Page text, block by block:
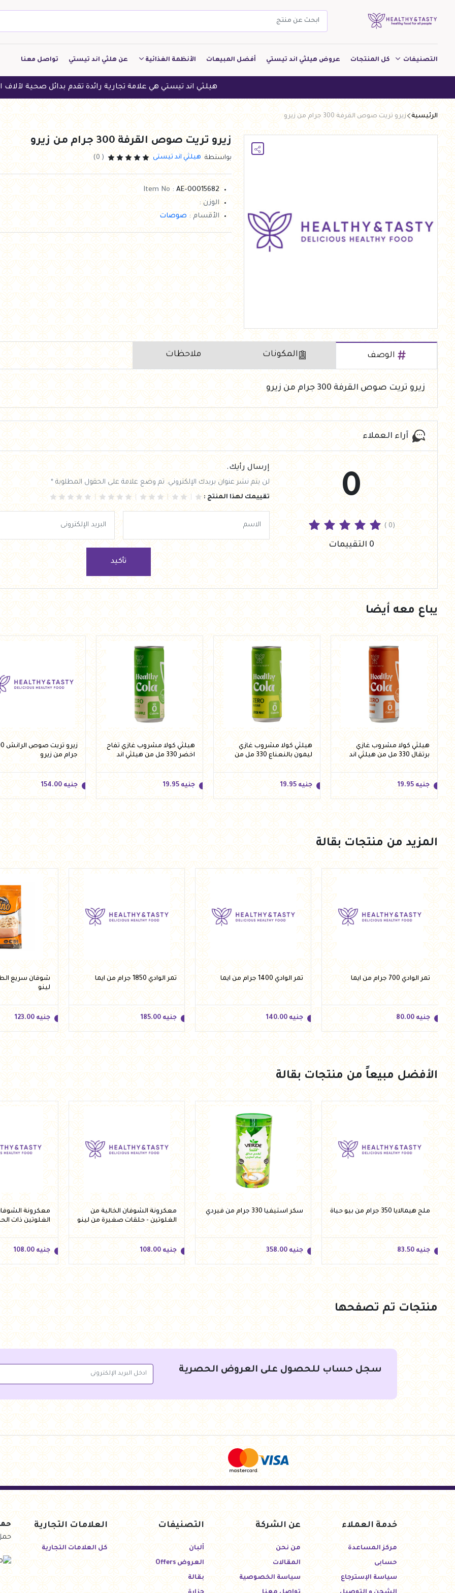
التصنيفات
مخبوزات
معجنات Pastry
العروض Offers
كل المنتجات عروض هيلثي اند تيستي أفضل المبيعات الأنظمة الغذائية
منخفض الكربوهيدرات
منخفض البروتين
النباتين
النظام النباتي
عن هلثي اند تيستي تواصل معنا
هيلثي اند تيستي هي علامة تجارية رائدة تقدم بدائل صحية لآلاف العملاء في
الرئيسية زيرو تريت صوص القرفة 300 جرام من زيرو
زيرو تريت صوص القرفة 300 جرام من زيرو
بواستطة هيلثي اند تيستى ( 0)
Item No : AE-00015682
الوزن :
الأقسام :صوصات
الوصف المكونات ملاحظات
زيرو تريت صوص القرفة 300 جرام من زيرو
آراء العملاء
0
( 0)
0 التقييمات
إرسال رأيك.
لن يتم نشر عنوان بريدك الإلكتروني. تم وضع علامة على الحقول المطلوبة *
تقييمك لهذا المنتج :
تأكيد
يباع معه أيضا
هيلثي كولا مشروب غازي
برتقال 330 مل من هيلثي اند
تيستي
جنيه 19.95
جنيه 19.95
هيلثي كولا مشروب غازي
ليمون بالنعناع 330 مل من
هيلثي اند تيستي
جنيه 19.95
جنيه 19.95
هيلثي كولا مشروب غازي تفاح
اخضر 330 مل من هيلثي اند
تيستي
جنيه 19.95
جنيه 19.95
زيرو
جرام من زيرو
جنيه 154.00
جنيه 154.00
أضف للسلة
المزيد من منتجات بقالة
تمر الوادي 700 جرام من ايما
جنيه 80.00
جنيه 80.00
تمر الوادي 1400 جرام من ايما
جنيه 140.00
جنيه 140.00
أضف للسلة
تمر الوادي 1850 جرام من ايما
جنيه 185.00
جنيه 185.00
لينو
جنيه 123.00
جنيه 123.00
الأفضل مبيعاً من منتجات بقالة
ملح هيمالايا 350 جرام من بيو حياة
جنيه 83.50
جنيه 83.50
أضف للسلة
سكر استيفيا 330 جرام من فيردي
جنيه 358.00
جنيه 358.00
أضف للسلة
معكرونة الشوفان الخالية من
الغلوتين - حلقات صغيرة من لينو
250 جرام
جنيه 108.00
جنيه 108.00
أضف للسلة
معكرونة
الغلوتين ذات
لينو 250 جرام
جنيه 108.00
جنيه 108.00
منتجات تم تصفحها
سجل حساب للحصول على العروض الحصرية
خدمة العملاء
مركز المساعدة
حسابى
سياسة الإسترجاع
عن الشركة
من نحن
المقالات
سياسة الخصوصية
التصنيفات
ألبان
العروض Offers
بقالة
العلامات التجارية
كل العلامات التجارية